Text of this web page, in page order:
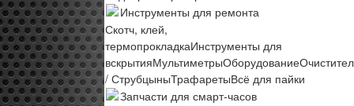
Инструменты для ремонта
Скотч, клей,
термопрокладкаИнструменты для
вскрытияМультиметрыОборудование
/ СтрубцыныТрафаретыВсё для пайки
Запчасти для смарт-часов